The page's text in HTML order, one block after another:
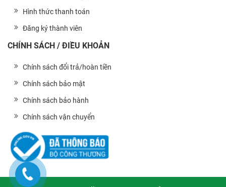
Hình thức thanh toán
Đăng ký thành viên
CHÍNH SÁCH / ĐIỀU KHOẢN
Chính sách đổi trả/hoàn tiền
Chính sách bảo mật
Chính sách bảo hành
Chính sách vận chuyển